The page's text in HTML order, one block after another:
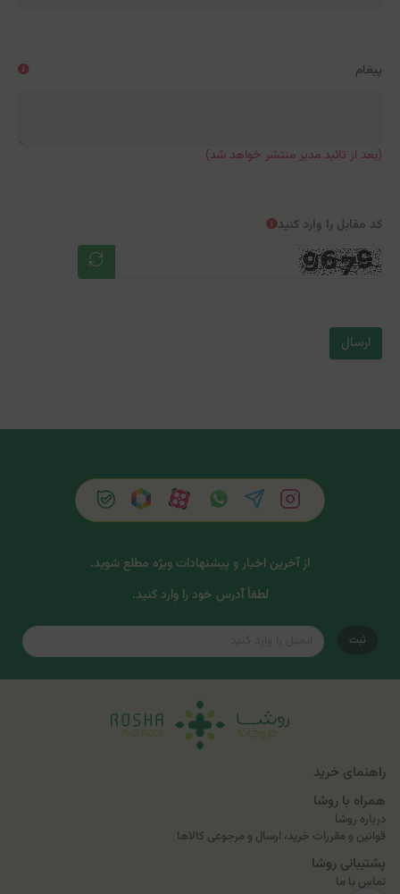
پیغام
(بعد از تائید مدیر منتشر خواهد شد)
کد مقابل را وارد کنید
ارسال
از آخرین اخبار و پیشنهادات ویژه مطلع شوید.
لطفاً آدرس خود را وارد کنید.
ثبت
راهنمای خرید
همراه با روشا
درباره روشا
قوانین و مقررات خرید، ارسال و مرجوعی کالاها
پشتیبانی روشا
تماس با ما